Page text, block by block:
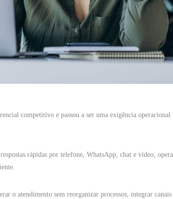
competitivo e passou a ser uma exigência operacional
rápidas por telefone, WhatsApp, chat e vídeo,
o atendimento sem reorganizar processos, integrar